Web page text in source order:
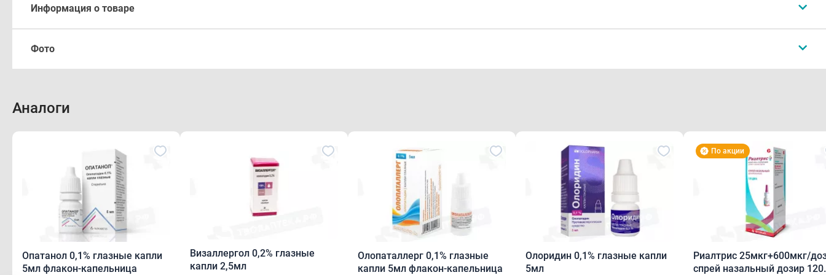
Информация о товаре
Описание
Состав
Фармакологическое действие
Фармакокинетика
Показания
Передозировка
Противопоказания
Сентисс Фарма Пвт.Лтд.
Описание
Прозрачный раствор от бесцветного до светло-жёлтого цвета.
Форма выпуска
Капли глазные, 0,2 %. По 2,5 мл в полиэтиленовом флаконе с пробкой-капельницей и завинчивающимся колпачком с
контролем первого вскрытия. По 1 флакону с инструкцией по применению в картонной пачке.
Состав
Фото
Аналоги
Опатанол 0,1% глазные капли
5мл флакон-капельница
Визаллергол 0,2% глазные
капли 2,5мл
Олопаталлерг 0,1% глазные
капли 5мл флакон-капельница
Олоридин 0,1% глазные капли
5мл
По акции
Риалтрис 25мкг+600мкг/
спрей назальный дозир 120